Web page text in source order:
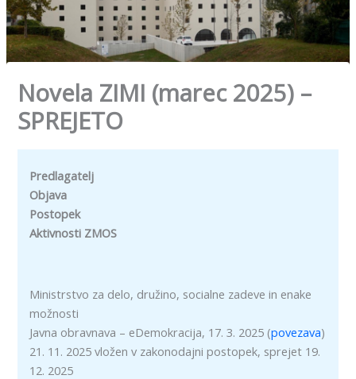
Novela ZIMI (marec 2025) –
SPREJETO
Predlagatelj
Objava
Postopek
Aktivnosti ZMOS
Ministrstvo za delo, družino, socialne zadeve in enake
možnosti
Javna obravnava – eDemokracija, 17. 3. 2025 (povezava)
21. 11. 2025 vložen v zakonodajni postopek, sprejet 19.
12. 2025